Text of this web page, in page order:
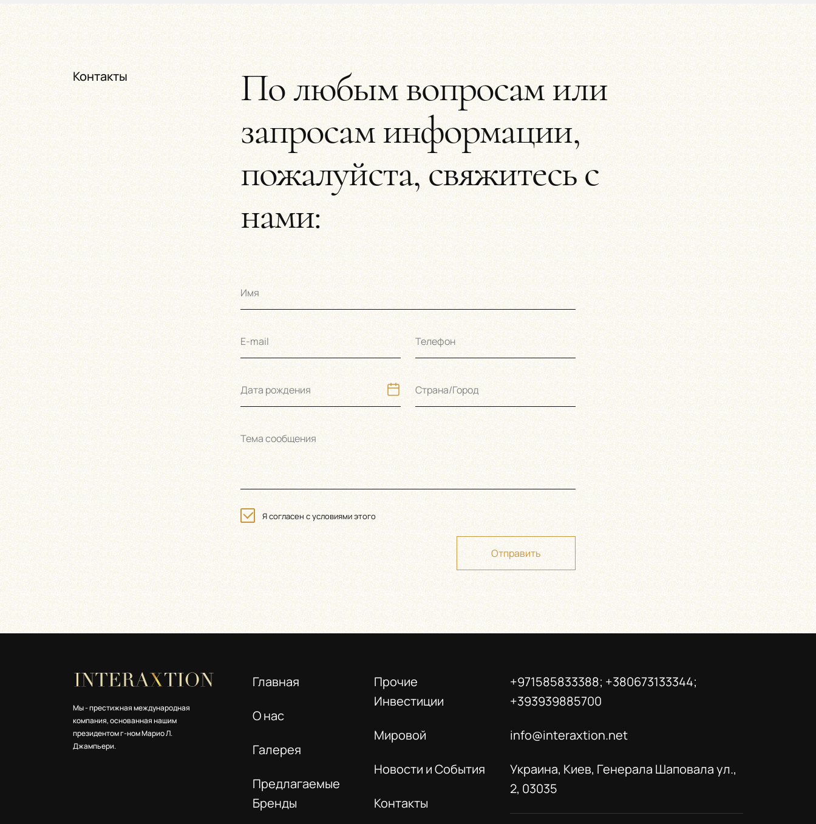
Контакты
По любым вопросам или
запросам информации,
пожалуйста, свяжитесь с
нами:
Имя
E-mail Телефон
Дата рождения Страна/Город
Тема сообщения
Я согласен с условиями этого
Отправить
Мы - престижная международная
компания, основанная нашим
президентом г-ном Марио Л.
Джампьери.
Главная
О нас
Галерея
Предлагаемые
Бренды
Прочие
Инвестиции
Мировой
Новости и События
Контакты
+971585833388; +380673133344;
+393939885700
info@interaxtion.net
Украина, Киев, Генерала Шаповала ул.,
2, 03035